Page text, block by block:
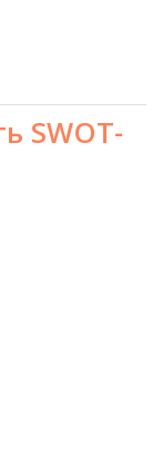
SWOT-